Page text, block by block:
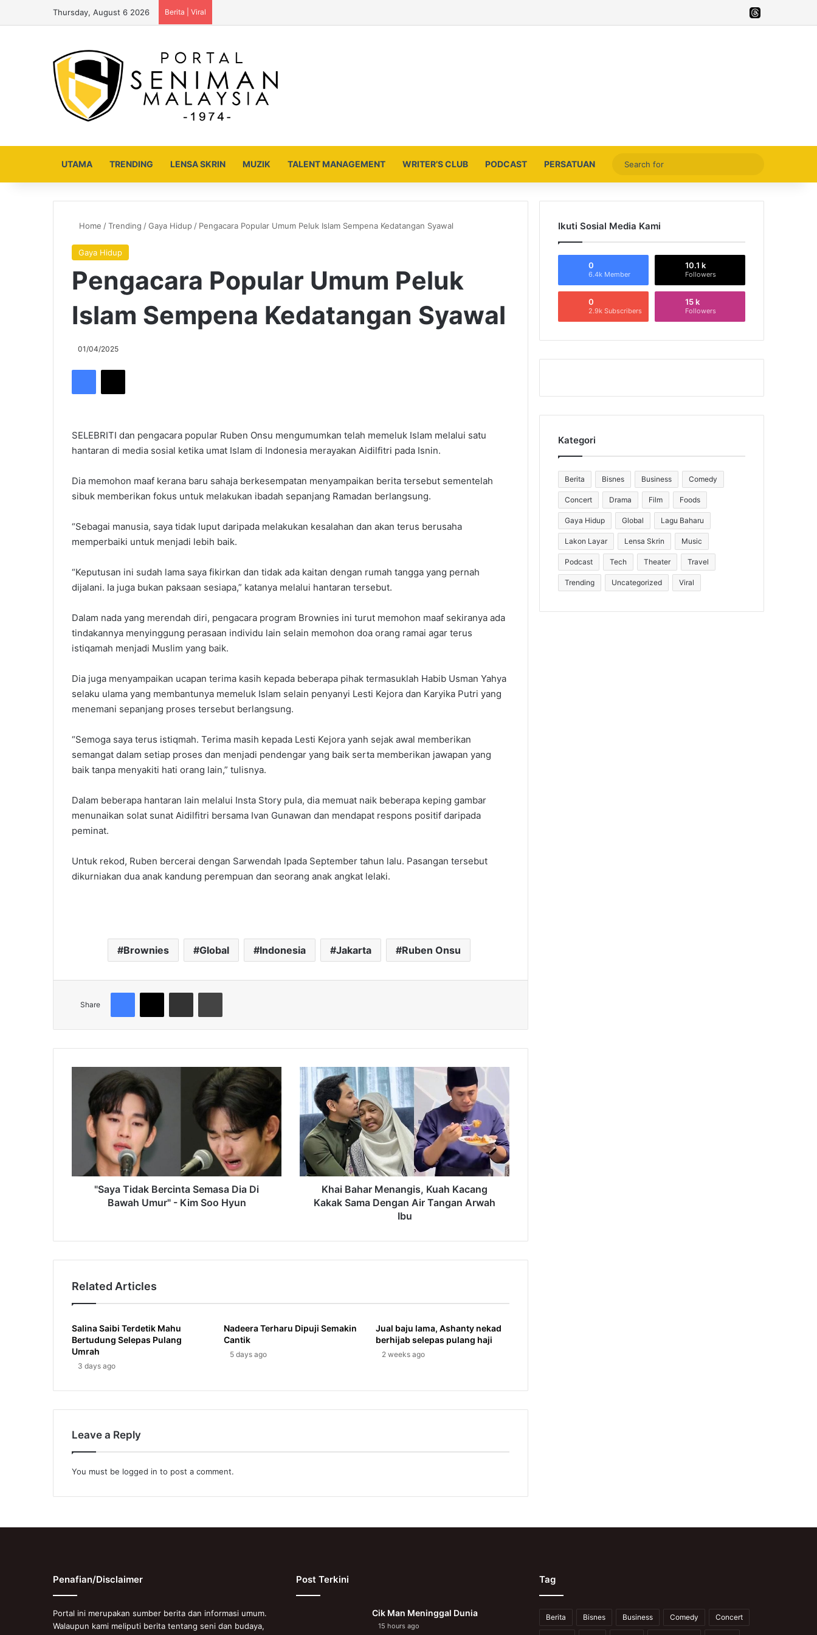
Thursday, August 6 2026 Berita | Viral YouTubeInstagram
UTAMA TRENDING LENSA SKRIN MUZIK TALENT MANAGEMENT WRITER’S CLUB PODCAST PERSATUAN
for
Home /Trending /Gaya Hidup/ Pengacara Popular Umum Peluk Islam Sempena Kedatangan Syawal
Gaya Hidup
Pengacara Popular Umum Peluk
Islam Sempena Kedatangan Syawal
01/04/2025
Facebook
X
SELEBRITI dan pengacara popular Ruben Onsu mengumumkan telah memeluk Islam melalui satu
hantaran di media sosial ketika umat Islam di Indonesia merayakan Aidilfitri pada Isnin.
Dia memohon maaf kerana baru sahaja berkesempatan menyampaikan berita tersebut sementelah
sibuk memberikan fokus untuk melakukan ibadah sepanjang Ramadan berlangsung.
“Sebagai manusia, saya tidak luput daripada melakukan kesalahan dan akan terus berusaha
memperbaiki untuk menjadi lebih baik.
“Keputusan ini sudah lama saya fikirkan dan tidak ada kaitan dengan rumah tangga yang pernah
dijalani. Ia juga bukan paksaan sesiapa,” katanya melalui hantaran tersebut.
Dalam nada yang merendah diri, pengacara program Brownies ini turut memohon maaf sekiranya ada
tindakannya menyinggung perasaan individu lain selain memohon doa orang ramai agar terus
istiqamah menjadi Muslim yang baik.
Dia juga menyampaikan ucapan terima kasih kepada beberapa pihak termasuklah Habib Usman Yahya
selaku ulama yang membantunya memeluk Islam selain penyanyi Lesti Kejora dan Karyika Putri yang
menemani sepanjang proses tersebut berlangsung.
“Semoga saya terus istiqmah. Terima masih kepada Lesti Kejora yanh sejak awal memberikan
semangat dalam setiap proses dan menjadi pendengar yang baik serta memberikan jawapan yang
baik tanpa menyakiti hati orang lain,” tulisnya.
Dalam beberapa hantaran lain melalui Insta Story pula, dia memuat naik beberapa keping gambar
menunaikan solat sunat Aidilfitri bersama Ivan Gunawan dan mendapat respons positif daripada
peminat.
Untuk rekod, Ruben bercerai dengan Sarwendah lpada September tahun lalu. Pasangan tersebut
dikurniakan dua anak kandung perempuan dan seorang anak angkat lelaki.
Brownies Global Indonesia Jakarta Ruben Onsu
Share
Facebook
X Share via Email Print
Bercinta
Semasa
Bawah
Umur"
-
"Saya Tidak Bercinta Semasa Dia Di
Bawah Umur" - Kim Soo Hyun
Khai
Bahar
Menangis,
Kuah
Kacang
Kakak
Sama
Dengan
Air
Tangan
Arwah
Khai Bahar Menangis, Kuah Kacang
Kakak Sama Dengan Air Tangan Arwah
Ibu
Related Articles
Salina Saibi Terdetik Mahu
Bertudung Selepas Pulang
Umrah
3 days ago
Nadeera Terharu Dipuji Semakin
Cantik
5 days ago
Jual baju lama, Ashanty nekad
berhijab selepas pulang haji
2 weeks ago
Leave a Reply
You must be logged in to post a comment.
Ikuti Sosial Media Kami
0
6.4k Member
10.1 k
Followers
0
2.9k Subscribers
15 k
Followers
Kategori
Berita Bisnes Business Comedy
Concert Drama Film Foods
Gaya Hidup Global Lagu Baharu
Lakon Layar Lensa Skrin Music
Podcast Tech Theater Travel
Trending Uncategorized Viral
Penafian/Disclaimer
Portal ini merupakan sumber berita dan informasi umum.
Walaupun kami meliputi berita tentang seni dan budaya,
Post Terkini
Cik Man Meninggal Dunia
15 hours ago
Tag
Berita Bisnes Business Comedy Concert